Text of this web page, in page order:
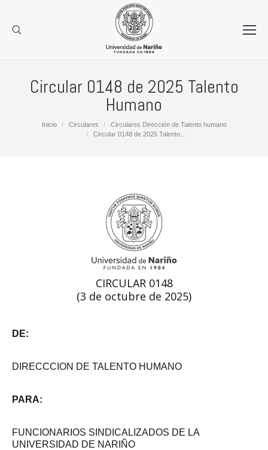
Circular 0148 de 2025 Talento
Humano
Estás aquí:
Inicio Circulares
Circulares Dirección de Talento humano
Circular 0148 de 2025 Talento…
CIRCULAR 0148
(3 de octubre de 2025)
DE:
DIRECCCION DE TALENTO HUMANO
PARA:
FUNCIONARIOS SINDICALIZADOS DE LA
UNIVERSIDAD DE NARIÑO